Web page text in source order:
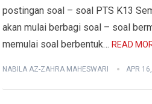
postingan soal – soal PTS K13
akan mulai berbagi soal – soal
memulai soal berbentuk…READ
NABILA AZ-ZAHRA MAHESWARI APR